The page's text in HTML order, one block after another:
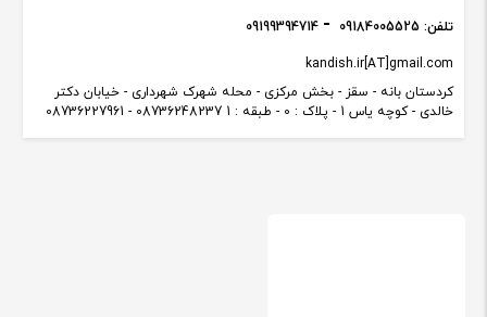
کردستان بانه - سقز - بخش مرکزی - محله شهرک شهرداری - خیابان دکتر
خالدی - کوچه یاس 1 - پلاک : 0 - طبقه : 1 08736248237 - 08736227961
kandish.ir[AT]gmail.com
تلفن: 09184005525
09199394714